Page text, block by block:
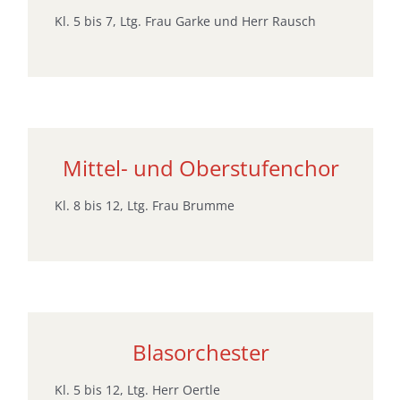
Kl. 5 bis 7, Ltg. Frau Garke und Herr Rausch
Mittel- und Oberstufenchor
Kl. 8 bis 12, Ltg. Frau Brumme
Blasorchester
Kl. 5 bis 12, Ltg. Herr Oertle